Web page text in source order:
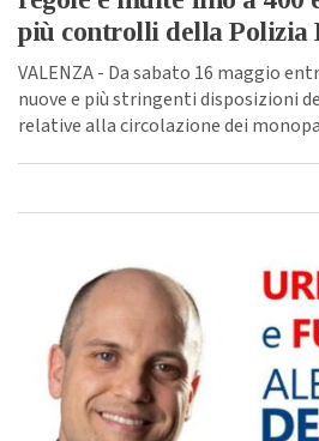
più controlli della Polizia
VALENZA - Da sabato 16 maggio
nuove e più stringenti disposizioni
relative alla circolazione dei